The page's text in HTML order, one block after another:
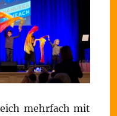
mehrfach mit